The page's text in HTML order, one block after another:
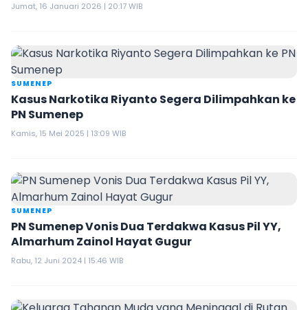
Jumat, 16 Januari 2026 | 20:17 WIB
SUMENEP
Kasus Narkotika Riyanto Segera Dilimpahkan ke
PN Sumenep
Kamis, 15 Mei 2025 | 13:09 WIB
SUMENEP
PN Sumenep Vonis Dua Terdakwa Kasus Pil YY,
Almarhum Zainol Hayat Gugur
Rabu, 12 Juni 2024 | 15:46 WIB